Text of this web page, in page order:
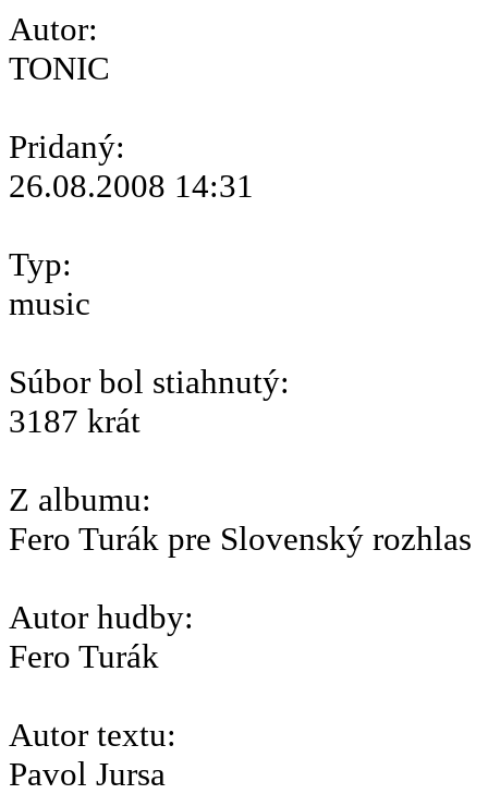
Autor:
TONIC
Pridaný:
26.08.2008 14:31
Typ:
music
Súbor bol stiahnutý:
3187 krát
Z albumu:
Fero Turák pre Slovenský rozhlas
Autor hudby:
Fero Turák
Autor textu:
Pavol Jursa